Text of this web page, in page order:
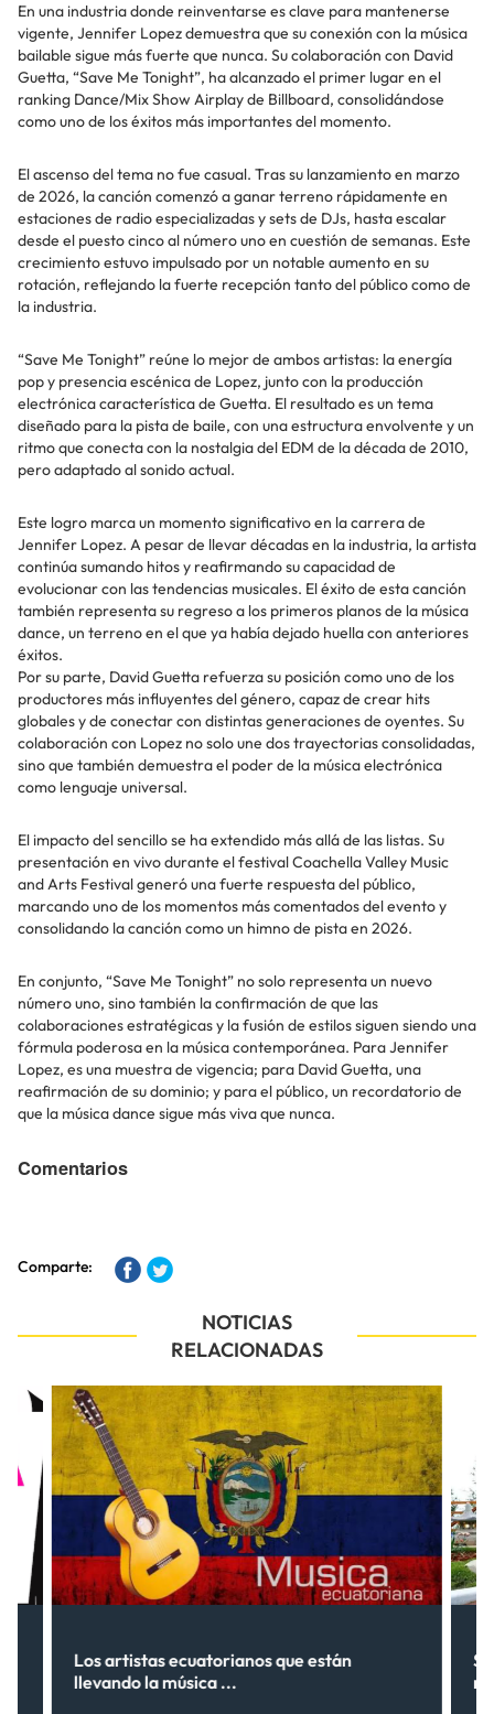
En una industria donde reinventarse es clave para mantenerse
vigente, Jennifer Lopez demuestra que su conexión con la música
bailable sigue más fuerte que nunca. Su colaboración con David
Guetta, “Save Me Tonight”, ha alcanzado el primer lugar en el
ranking Dance/Mix Show Airplay de Billboard, consolidándose
como uno de los éxitos más importantes del momento.
El ascenso del tema no fue casual. Tras su lanzamiento en marzo
de 2026, la canción comenzó a ganar terreno rápidamente en
estaciones de radio especializadas y sets de DJs, hasta escalar
desde el puesto cinco al número uno en cuestión de semanas. Este
crecimiento estuvo impulsado por un notable aumento en su
rotación, reflejando la fuerte recepción tanto del público como de
la industria.
“Save Me Tonight” reúne lo mejor de ambos artistas: la energía
pop y presencia escénica de Lopez, junto con la producción
electrónica característica de Guetta. El resultado es un tema
diseñado para la pista de baile, con una estructura envolvente y un
ritmo que conecta con la nostalgia del EDM de la década de 2010,
pero adaptado al sonido actual.
Este logro marca un momento significativo en la carrera de
Jennifer Lopez. A pesar de llevar décadas en la industria, la artista
continúa sumando hitos y reafirmando su capacidad de
evolucionar con las tendencias musicales. El éxito de esta canción
también representa su regreso a los primeros planos de la música
dance, un terreno en el que ya había dejado huella con anteriores
éxitos.
Por su parte, David Guetta refuerza su posición como uno de los
productores más influyentes del género, capaz de crear hits
globales y de conectar con distintas generaciones de oyentes. Su
colaboración con Lopez no solo une dos trayectorias consolidadas,
sino que también demuestra el poder de la música electrónica
como lenguaje universal.
El impacto del sencillo se ha extendido más allá de las listas. Su
presentación en vivo durante el festival Coachella Valley Music
and Arts Festival generó una fuerte respuesta del público,
marcando uno de los momentos más comentados del evento y
consolidando la canción como un himno de pista en 2026.
En conjunto, “Save Me Tonight” no solo representa un nuevo
número uno, sino también la confirmación de que las
colaboraciones estratégicas y la fusión de estilos siguen siendo una
fórmula poderosa en la música contemporánea. Para Jennifer
Lopez, es una muestra de vigencia; para David Guetta, una
reafirmación de su dominio; y para el público, un recordatorio de
que la música dance sigue más viva que nunca.
Comentarios
Comparte:
NOTICIAS
RELACIONADAS
Los artistas ecuatorianos que están
llevando la música ...